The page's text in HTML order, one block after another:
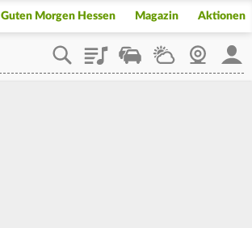
Guten Morgen Hessen Magazin Aktionen
PlaylistStaupilotWetterWebcam